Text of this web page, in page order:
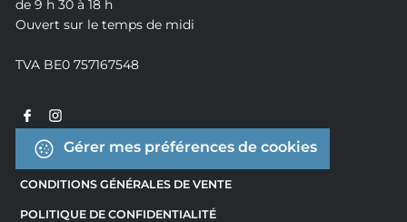
de 9 h 30 à 18 h
Ouvert sur le temps de midi
TVA BE0 757167548
Gérer mes préférences de cookies
CONDITIONS GÉNÉRALES DE VENTE
POLITIQUE DE CONFIDENTIALITÉ